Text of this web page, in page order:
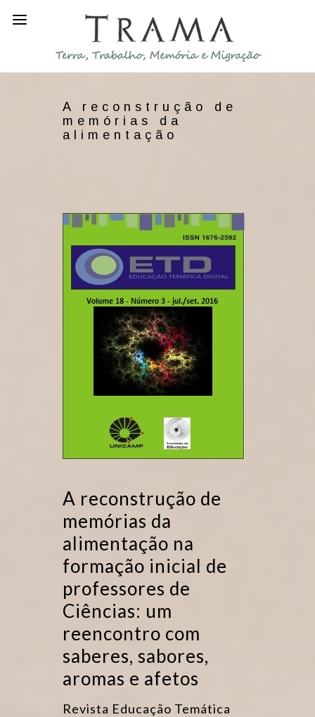
A reconstrução de
memórias da
alimentação
A reconstrução de
memórias da
alimentação na
formação inicial de
professores de
Ciências: um
reencontro com
saberes, sabores,
aromas e afetos
Revista Educação Temática